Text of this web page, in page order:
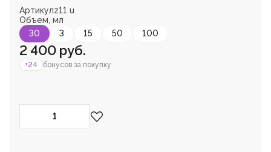
Артикулz11 u
Объем, мл
30
3 15 50 100
2 400 руб.
+24 бонусов за покупку
зарегистрируйтесь,